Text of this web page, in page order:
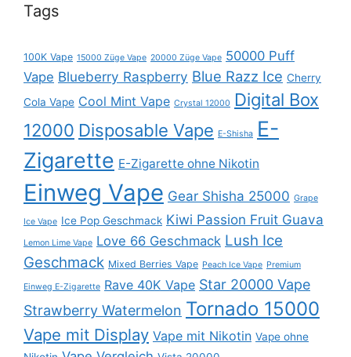
Tags
100K Vape 15000 Züge Vape 20000 Züge Vape 50000 Puff
Vape Blueberry Raspberry Blue Razz Ice Cherry
Cola Vape Cool Mint Vape Crystal 12000
Digital Box
12000 Disposable Vape E-Shisha E-
Zigarette E-Zigarette ohne Nikotin
Einweg Vape Gear Shisha 25000 Grape
Ice Vape Ice Pop Geschmack Kiwi Passion Fruit Guava
Lemon Lime Vape Love 66 Geschmack Lush Ice
Geschmack Mixed Berries Vape Peach Ice Vape Premium
Einweg E-Zigarette Rave 40K Vape Star 20000 Vape
Strawberry Watermelon Tornado 15000
Vape mit Display Vape mit Nikotin Vape ohne